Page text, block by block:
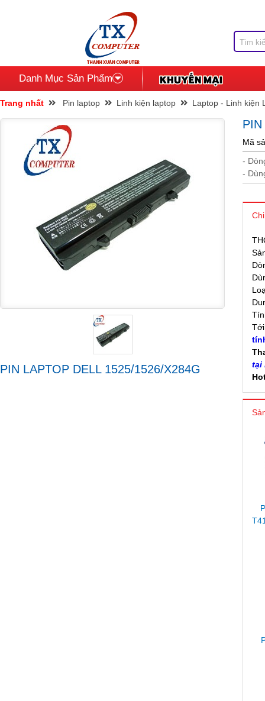
Danh Mục Sản Phẩm
Trang nhất Pin laptop Linh kiện laptop Laptop - Linh kiện
PIN LAPTOP DELL 1525/1526/X284G
Mã
-
-
tại